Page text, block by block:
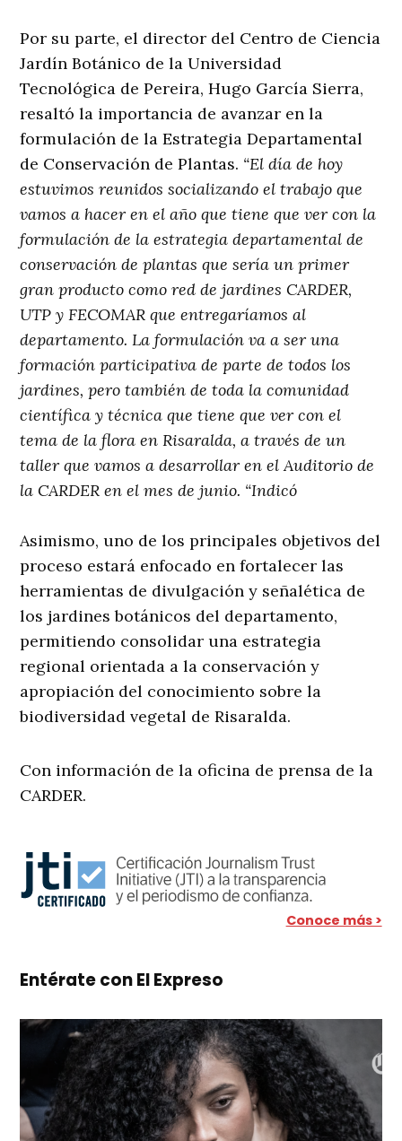
Por su parte, el director del Centro de Ciencia
Jardín Botánico de la Universidad
Tecnológica de Pereira, Hugo García Sierra,
resaltó la importancia de avanzar en la
formulación de la Estrategia Departamental
de Conservación de Plantas. “El día de hoy
estuvimos reunidos socializando el trabajo que
vamos a hacer en el año que tiene que ver con la
formulación de la estrategia departamental de
conservación de plantas que sería un primer
gran producto como red de jardines CARDER,
UTP y FECOMAR que entregaríamos al
departamento. La formulación va a ser una
formación participativa de parte de todos los
jardines, pero también de toda la comunidad
científica y técnica que tiene que ver con el
tema de la flora en Risaralda, a través de un
taller que vamos a desarrollar en el Auditorio de
la CARDER en el mes de junio. “Indicó
Asimismo, uno de los principales objetivos del
proceso estará enfocado en fortalecer las
herramientas de divulgación y señalética de
los jardines botánicos del departamento,
permitiendo consolidar una estrategia
regional orientada a la conservación y
apropiación del conocimiento sobre la
biodiversidad vegetal de Risaralda.
Con información de la oficina de prensa de la
CARDER.
Conoce más >
Entérate con El Expreso